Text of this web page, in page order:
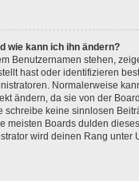
wie kann ich ihn ändern?
Benutzernamen stehen,
hast oder identifizieren
Normalerweise
ändern, da sie von der
schreibe keine sinnlosen
meisten Boards dulden
wird deinen Rang unter